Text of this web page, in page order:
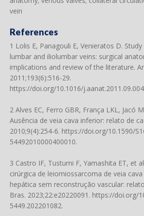
vein
References
1 Lolis E, Panagouli E, Venieratos D.
lumbar and iliolumbar veins: surgical
implications and review of the literature.
2011;193(6):516-29.
https://doi.org/10.1016/j.aanat.2011.09.004
2 Alves EC, Ferro GBR, França LKL, Jacó
Ausência de veia cava inferior: relato de
2010;9(4):254-6. https://doi.org/10.1590/
54492010000400010.
3 Castro IF, Tustumi F, Yamashita ET, et
cirúrgica de leiomiossarcoma de veia
hepática sem reconstrução vascular:
Bras. 2023;22:e20220091. https://doi.org/
5449.202201082.